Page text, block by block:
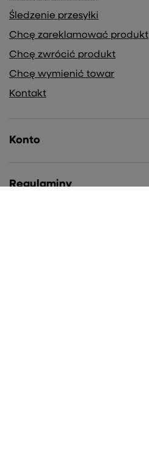
Śledzenie przesyłki
Chcę zareklamować produkt
Chcę zwrócić produkt
Chcę wymienić towar
Kontakt
Konto
Regulaminy